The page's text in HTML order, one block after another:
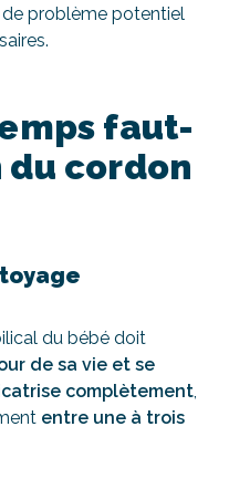
de problème potentiel
faut-
cordon
du bébé doit
de sa vie et se
complètement,
entre une à trois